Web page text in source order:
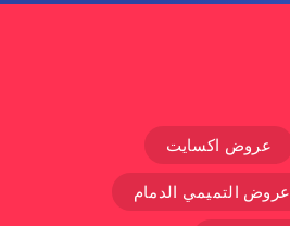
عروض اكسايت
عروض التميمي الدمام